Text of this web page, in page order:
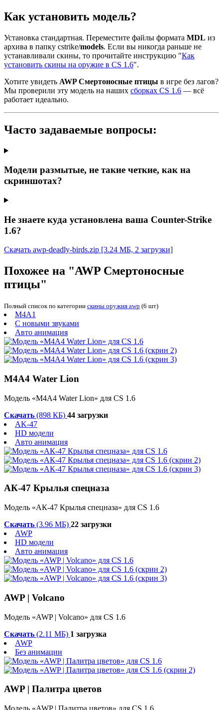
Как установить модель?
Установка стандартная. Переместите файлы формата MDL из
архива в папку cstrike/models. Если вы никогда раньше не
устанавливали скины, то прочитайте инструкцию "Как
установить скины на оружие в CS 1.6".
Хотите увидеть AWP Смертоносные птицы в игре без лагов?
Мы проверили эту модель на наших сборках CS 1.6 — всё
работает идеально.
Часто задаваемые вопросы:
Модели размытые, не такие четкие, как на
скриншотах?
Не знаете куда установлена ваша Counter-Strike
1.6?
Скачать awp-deadly-birds.zip [3.24 МБ, 2 загрузки]
Похожее на "AWP Смертоносные
птицы"
Полный список по категории скины оружия awp (6 шт)
M4A1
С новыми звуками
Авто анимация
M4A4 Water Lion
Модель «M4A4 Water Lion» для CS 1.6
Скачать (898 КБ) 44 загрузки
AK-47
HD модели
Авто анимация
АК-47 Крылья спецназа
Модель «АК-47 Крылья спецназа» для CS 1.6
Скачать (3.96 МБ) 22 загрузки
AWP
HD модели
Авто анимация
AWP | Volcano
Модель «AWP | Volcano» для CS 1.6
Скачать (2.11 МБ) 1 загрузка
AWP
Без анимации
AWP | Палитра цветов
Модель «AWP | Палитра цветов» для CS 1.6